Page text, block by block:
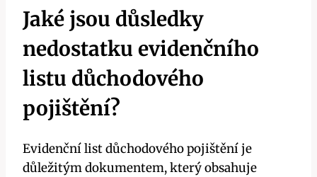
Jaké jsou důsledky
nedostatku evidenčního
listu důchodového
pojištění?
Evidenční list důchodového pojištění je
důležitým dokumentem, který obsahuje